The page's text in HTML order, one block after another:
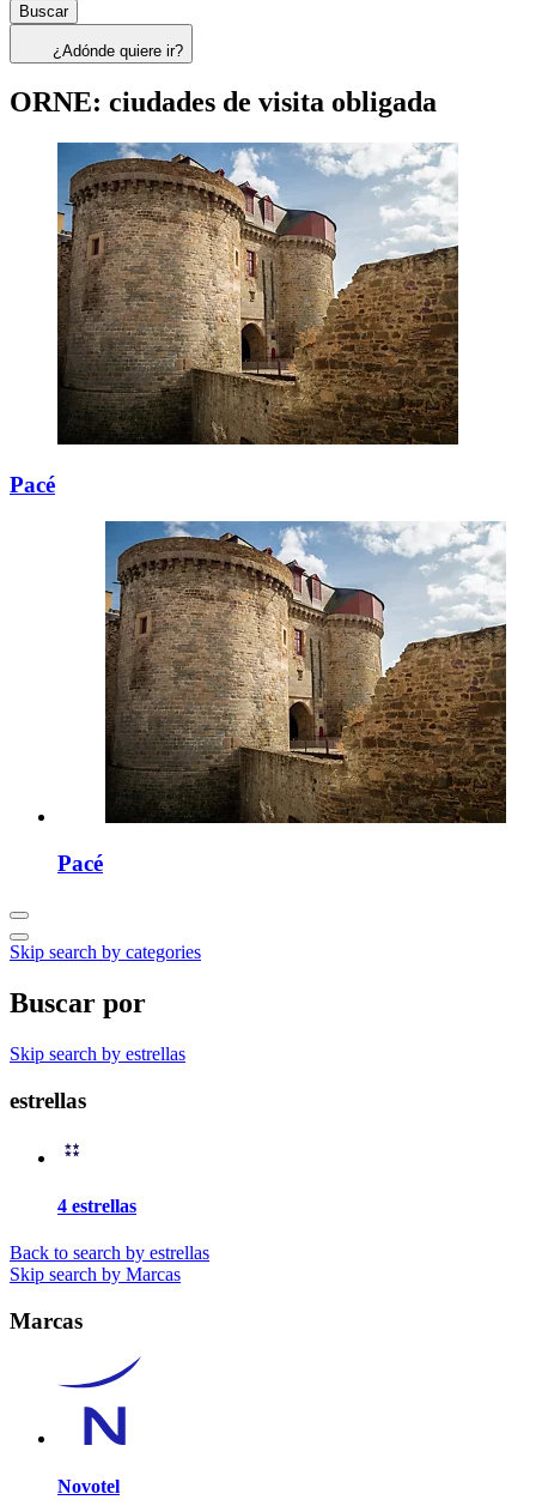
Buscar
¿Adónde quiere ir?
ORNE: ciudades de visita obligada
Pacé
Pacé
Skip search by categories
Buscar por
Skip search by estrellas
estrellas
4 estrellas
Back to search by estrellas
Skip search by Marcas
Marcas
Novotel